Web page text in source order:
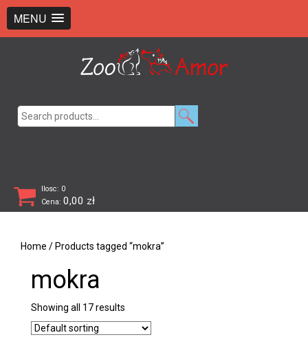
MENU
Ilosc: 0
Cena: 0,00 zł
Home / Products tagged “mokra”
mokra
Showing all 17 results